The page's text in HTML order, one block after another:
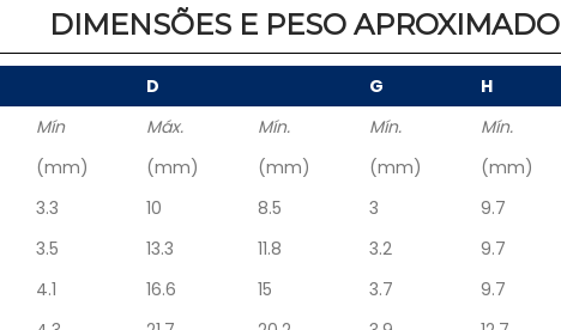
DIMENSÕES E PESO APROXIMADO
D G H
Mín Máx. Mín. Mín. Mín.
(mm) (mm) (mm) (mm) (mm)
3.3 10 8.5 3 9.7
3.5 13.3 11.8 3.2 9.7
4.1 16.6 15 3.7 9.7